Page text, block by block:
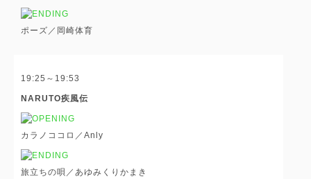
ポーズ／岡崎体育
19:25～19:53
NARUTO疾風伝
カラノココロ／Anly
旅立ちの唄／あゆみくりかまき